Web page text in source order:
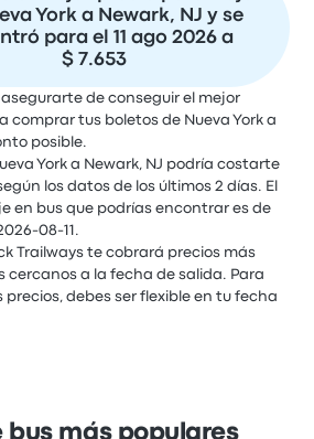
York a Newark, NJ y se
para el 11 ago 2026 a
$ 7.653
de conseguir el mejor
comprar tus boletos de Nueva York a
posible.
York a Newark, NJ podría costarte
los datos de los últimos 2 días. El
en bus que podrías encontrar es de
08-11.
Trailways te cobrará precios más
cercanos a la fecha de salida. Para
debes ser flexible en tu fecha
bus más populares